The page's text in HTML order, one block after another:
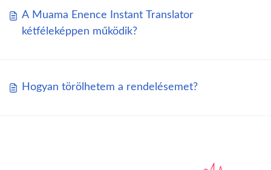
A Muama Enence Instant Translator
kétféleképpen működik?
Hogyan törölhetem a rendelésemet?